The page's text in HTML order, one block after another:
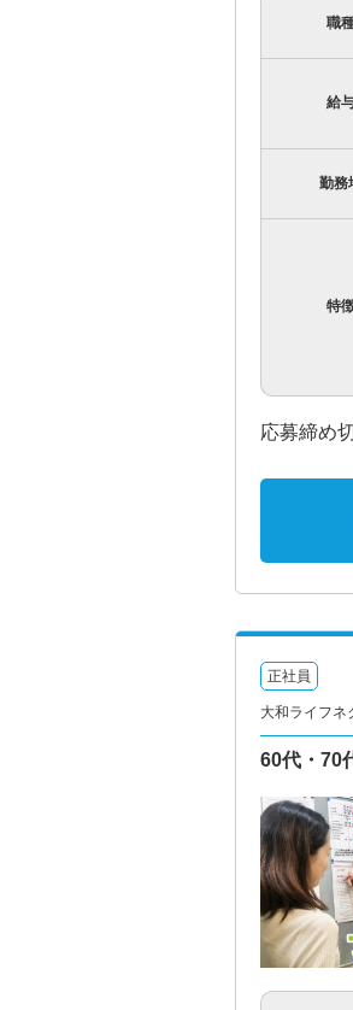
職
給
勤務
特
応募締め
正社員
大和ライフ
60代・70